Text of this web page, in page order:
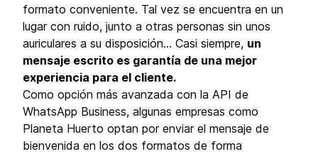
formato conveniente. Tal vez se encuentra en un
lugar con ruido, junto a otras personas sin unos
auriculares a su disposición… Casi siempre, un
mensaje escrito es garantía de una mejor
experiencia para el cliente.
Como opción más avanzada con la API de
WhatsApp Business, algunas empresas como
Planeta Huerto optan por enviar el mensaje de
bienvenida en los dos formatos de forma